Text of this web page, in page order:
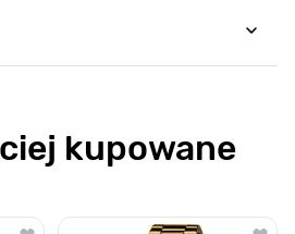
kupowane
karuzeli jest możliwe za pomocą
karuzeli